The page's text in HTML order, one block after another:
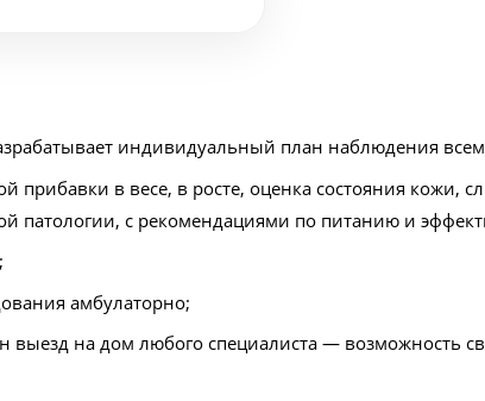
индивидуальный план наблюдения
прибавки в весе, в росте, оценка состояния кожи,
патологии, с рекомендациями по питанию и
амбулаторно;
на дом любого специалиста — возможность